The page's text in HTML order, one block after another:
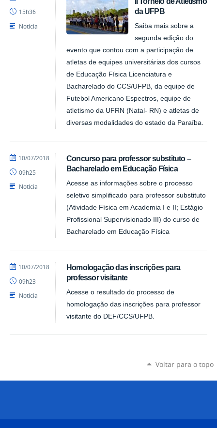
da UFPB
Saiba mais sobre a
segunda edição do
evento que contou com a participação de
atletas de equipes universitárias dos cursos
de Educação Física Licenciatura e
Bacharelado do CCS/UFPB, da equipe de
Futebol Americano Espectros, equipe de
atletismo da UFRN (Natal- RN) e atletas de
diversas modalidades do estado da Paraíba.
15h36
Notícia
Concurso para professor substituto –
Bacharelado em Educação Física
Acesse as informações sobre o processo
seletivo simplificado para professor substituto
(Atividade Física em Academia I e II; Estágio
Profissional Supervisionado III) do curso de
Bacharelado em Educação Física
por
publicado
10/07/2018
09h25
Notícia
Homologação das inscrições para
professor visitante
Acesse o resultado do processo de
homologação das inscrições para professor
visitante do DEF/CCS/UFPB.
por
publicado
10/07/2018
09h23
Notícia
Voltar para o topo